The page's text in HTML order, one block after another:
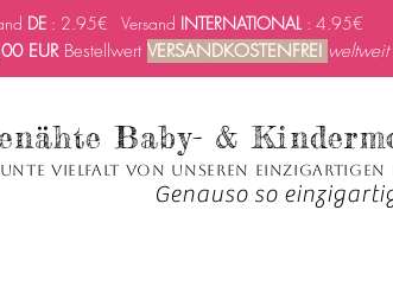
DE : 2.95€ Versand INTERNATIONAL : 4.95€
EURBestellwert VERSANDKOSTENFREI weltweit
Baby- &
Vielfalt von unseren einzigartigen
Genauso so